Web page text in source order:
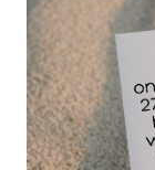
Hierdoor wordt
en
zelf